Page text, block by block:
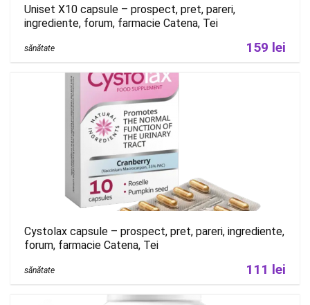
Uniset X10 capsule – prospect, pret, pareri,
ingrediente, forum, farmacie Catena, Tei
sănătate 159 lei
Cystolax capsule – prospect, pret, pareri, ingrediente,
forum, farmacie Catena, Tei
sănătate 111 lei